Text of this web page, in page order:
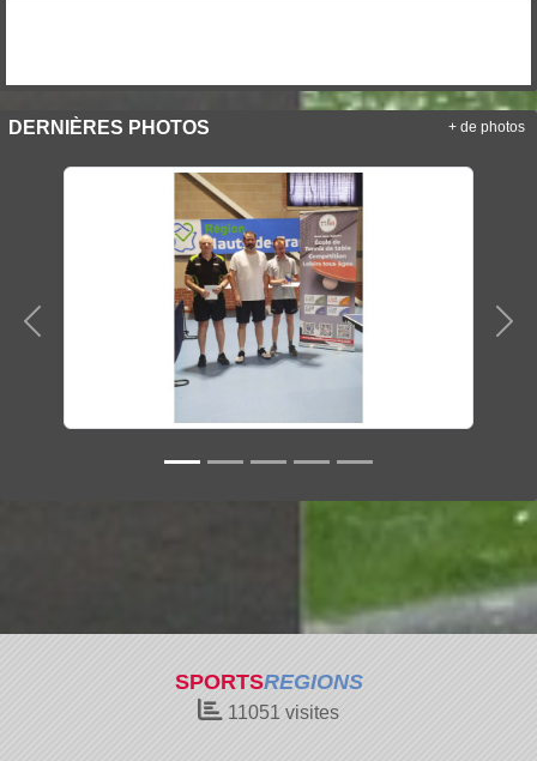
DERNIÈRES PHOTOS
Précedent
+ de photos
SPORTSREGIONS
11051 visites